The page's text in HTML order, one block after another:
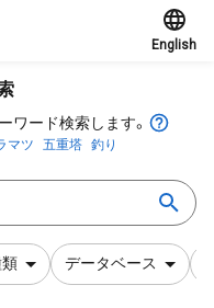
English
ワード検索します。
マツ 五重塔 釣り
データベース